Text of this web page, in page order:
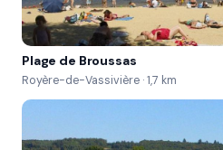
Plage de Broussas
Royère-de-Vassivière · 1,7 km